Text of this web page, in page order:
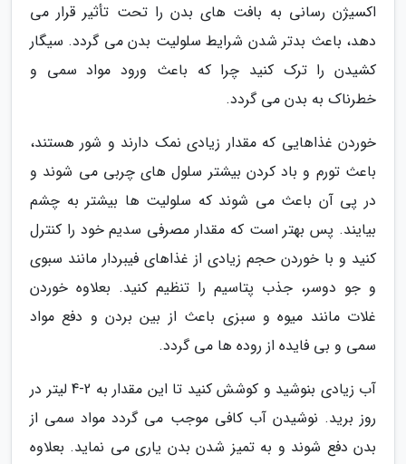
اکسیژن رسانی به بافت های بدن را تحت تأثیر قرار می
دهد، باعث بدتر شدن شرایط سلولیت بدن می گردد. سیگار
کشیدن را ترک کنید چرا که باعث ورود مواد سمی و
خطرناک به بدن می گردد.
خوردن غذاهایی که مقدار زیادی نمک دارند و شور هستند،
باعث تورم و باد کردن بیشتر سلول های چربی می شوند و
در پی آن باعث می شوند که سلولیت ها بیشتر به چشم
بیایند. پس بهتر است که مقدار مصرفی سدیم خود را کنترل
کنید و با خوردن حجم زیادی از غذاهای فیبردار مانند سبوی
و جو دوسر، جذب پتاسیم را تنظیم کنید. بعلاوه خوردن
غلات مانند میوه و سبزی باعث از بین بردن و دفع مواد
سمی و بی فایده از روده ها می گردد.
آب زیادی بنوشید و کوشش کنید تا این مقدار به 2-4 لیتر در
روز برید. نوشیدن آب کافی موجب می گردد مواد سمی از
بدن دفع شوند و به تمیز شدن بدن یاری می نماید. بعلاوه